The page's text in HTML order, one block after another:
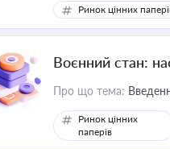
Ринок цінних
Воєнний стан:
Про що тема:
Ринок цінних
паперів